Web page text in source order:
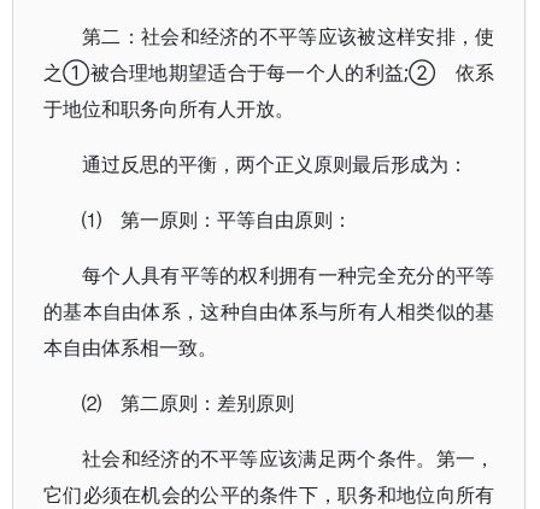
第二：社会和经济的不平等应该被这样安排，使
之①被合理地期望适合于每一个人的利益;② 依系
于地位和职务向所有人开放。
通过反思的平衡，两个正义原则最后形成为：
⑴ 第一原则：平等自由原则：
每个人具有平等的权利拥有一种完全充分的平等
的基本自由体系，这种自由体系与所有人相类似的基
本自由体系相一致。
⑵ 第二原则：差别原则
社会和经济的不平等应该满足两个条件。第一，
它们必须在机会的公平的条件下，职务和地位向所有